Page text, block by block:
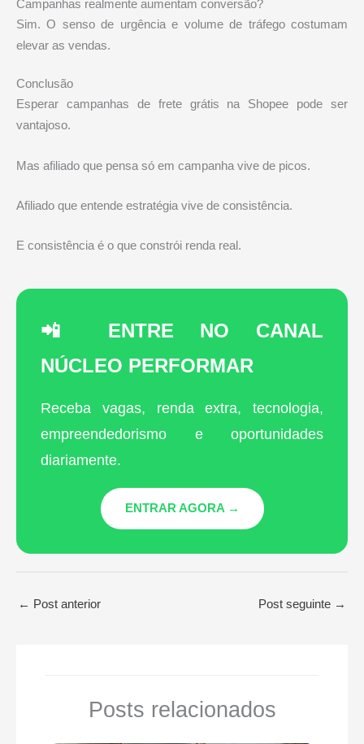
Campanhas realmente aumentam conversão?
Sim. O senso de urgência e volume de tráfego costumam
elevar as vendas.
Conclusão
Esperar campanhas de frete grátis na Shopee pode ser
vantajoso.
Mas afiliado que pensa só em campanha vive de picos.
Afiliado que entende estratégia vive de consistência.
E consistência é o que constrói renda real.
📲 ENTRE NO CANAL
NÚCLEO PERFORMAR
Receba vagas, renda extra, tecnologia,
empreendedorismo e oportunidades
diariamente.
ENTRAR AGORA →
← Post anterior Post seguinte →
Posts relacionados